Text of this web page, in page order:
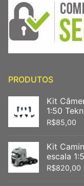
PRODUTOS
Kit
1:50
R$85,00
Kit
escala
R$820,00